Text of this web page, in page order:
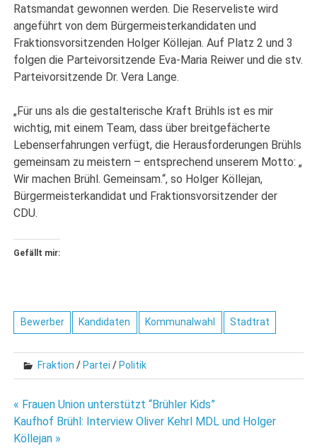
Ratsmandat gewonnen werden. Die Reserveliste wird
angeführt von dem Bürgermeisterkandidaten und
Fraktionsvorsitzenden Holger Köllejan. Auf Platz 2 und 3
folgen die Parteivorsitzende Eva-Maria Reiwer und die stv.
Parteivorsitzende Dr. Vera Lange.
„Für uns als die gestalterische Kraft Brühls ist es mir
wichtig, mit einem Team, dass über breitgefächerte
Lebenserfahrungen verfügt, die Herausforderungen Brühls
gemeinsam zu meistern – entsprechend unserem Motto: „
Wir machen Brühl. Gemeinsam.“, so Holger Köllejan,
Bürgermeisterkandidat und Fraktionsvorsitzender der
CDU.
Gefällt mir:
Bewerber Kandidaten Kommunalwahl Stadtrat
Fraktion / Partei / Politik
Beitragsnavigation
« Frauen Union unterstützt “Brühler Kids”
Kaufhof Brühl: Interview Oliver Kehrl MDL und Holger
Köllejan »